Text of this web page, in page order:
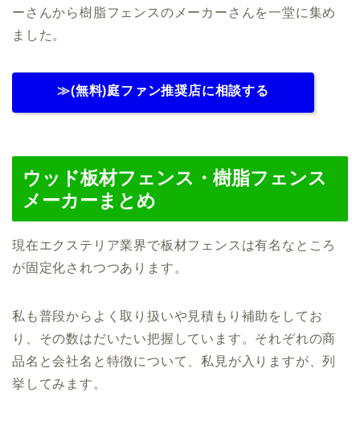
ーさんから樹脂フェンスのメーカーさんを一堂に集め
ました。
≫(無料)庭ファン推奨店に相談する
ウッド板材フェンス・樹脂フェンス
メーカーまとめ
現在エクステリア業界で板材フェンスは有名なところ
が固定化されつつあります。
私も普段からよく取り扱いや見積もり補助をしてお
り、その数はだいたい把握しています。それぞれの商
品名と会社名と特徴について、私見が入りますが、列
挙してみます。